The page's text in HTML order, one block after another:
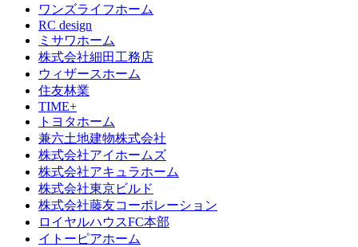
ワンズライフホーム
RC design
ミサワホーム
株式会社細田工務店
ウィザースホーム
住友林業
TIME+
トヨタホーム
兼六土地建物株式会社
株式会社アイホームズ
株式会社アキュラホーム
株式会社東京ビルド
株式会社藤友コーポレーション
ロイヤルハウスFC本部
イトーピアホーム